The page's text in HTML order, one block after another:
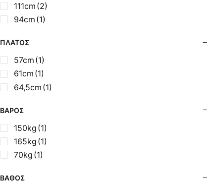
Σούβλες - Εργαλεία Ψησίματος BBQ
Σχάρες Ψησίματος
Σωλήνες (Μπουριά), Εξαρτήματα Σόμπας
Τζακόσομπες
Ψησταριές
111cm (2)
94cm (1)
ΠΛΆΤΟΣ
57cm (1)
61cm (1)
64,5cm (1)
ΒΆΡΟΣ
150kg (1)
165kg (1)
70kg (1)
ΒΆΘΟΣ